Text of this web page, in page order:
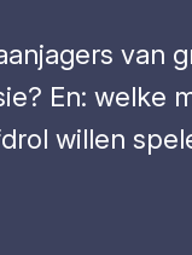
van
En: welke
willen